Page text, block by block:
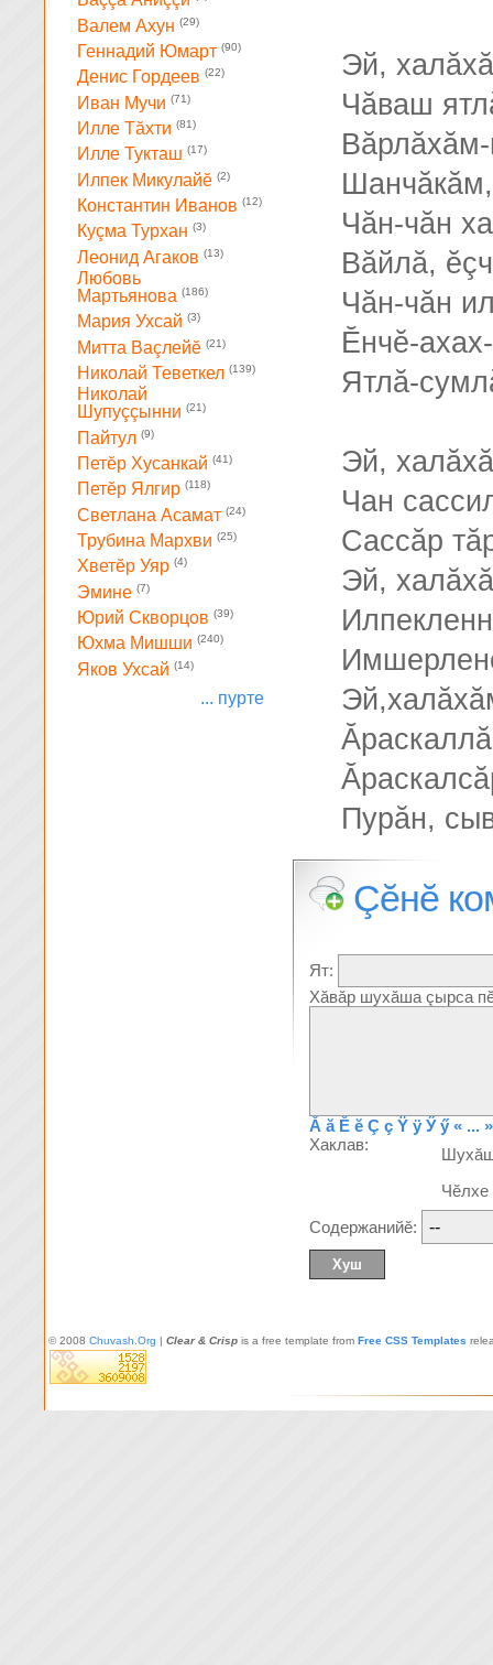
Эй,
Чăваш
Чăн-чăн
Вăйлă,
Чăн-чăн
Ĕнчĕ-
Ятлă-
Эй,
Чан
Сассăр
Эй,
Пурăн,
Çĕнĕ
Ят:
Хăвăр шухăша çырса
Ă ă Ĕ ĕ Ç ç Ÿ ÿ Ӳ ӳ « ... »
Хаклав:
Содержанийĕ:
Валем Ахун (29)
Геннадий Юмарт (90)
Денис Гордеев (22)
Иван Мучи (71)
Илле Тăхти (81)
Илле Тукташ (17)
Илпек Микулайĕ (2)
Константин Иванов (12)
Куçма Турхан (3)
Леонид Агаков (13)
Любовь
Мартьянова (186)
Мария Ухсай (3)
Митта Ваçлейĕ (21)
Николай Теветкел (139)
Николай
Шупуççынни (21)
Пайтул (9)
Петĕр Хусанкай (41)
Петĕр Ялгир (118)
Светлана Асамат (24)
Трубина Мархви (25)
Хветĕр Уяр (4)
Эмине (7)
Юрий Скворцов (39)
Юхма Мишши (240)
Яков Ухсай (14)
... пурте
© 2008 Chuvash.Org | Clear & Crisp is a free template from Free CSS Templates